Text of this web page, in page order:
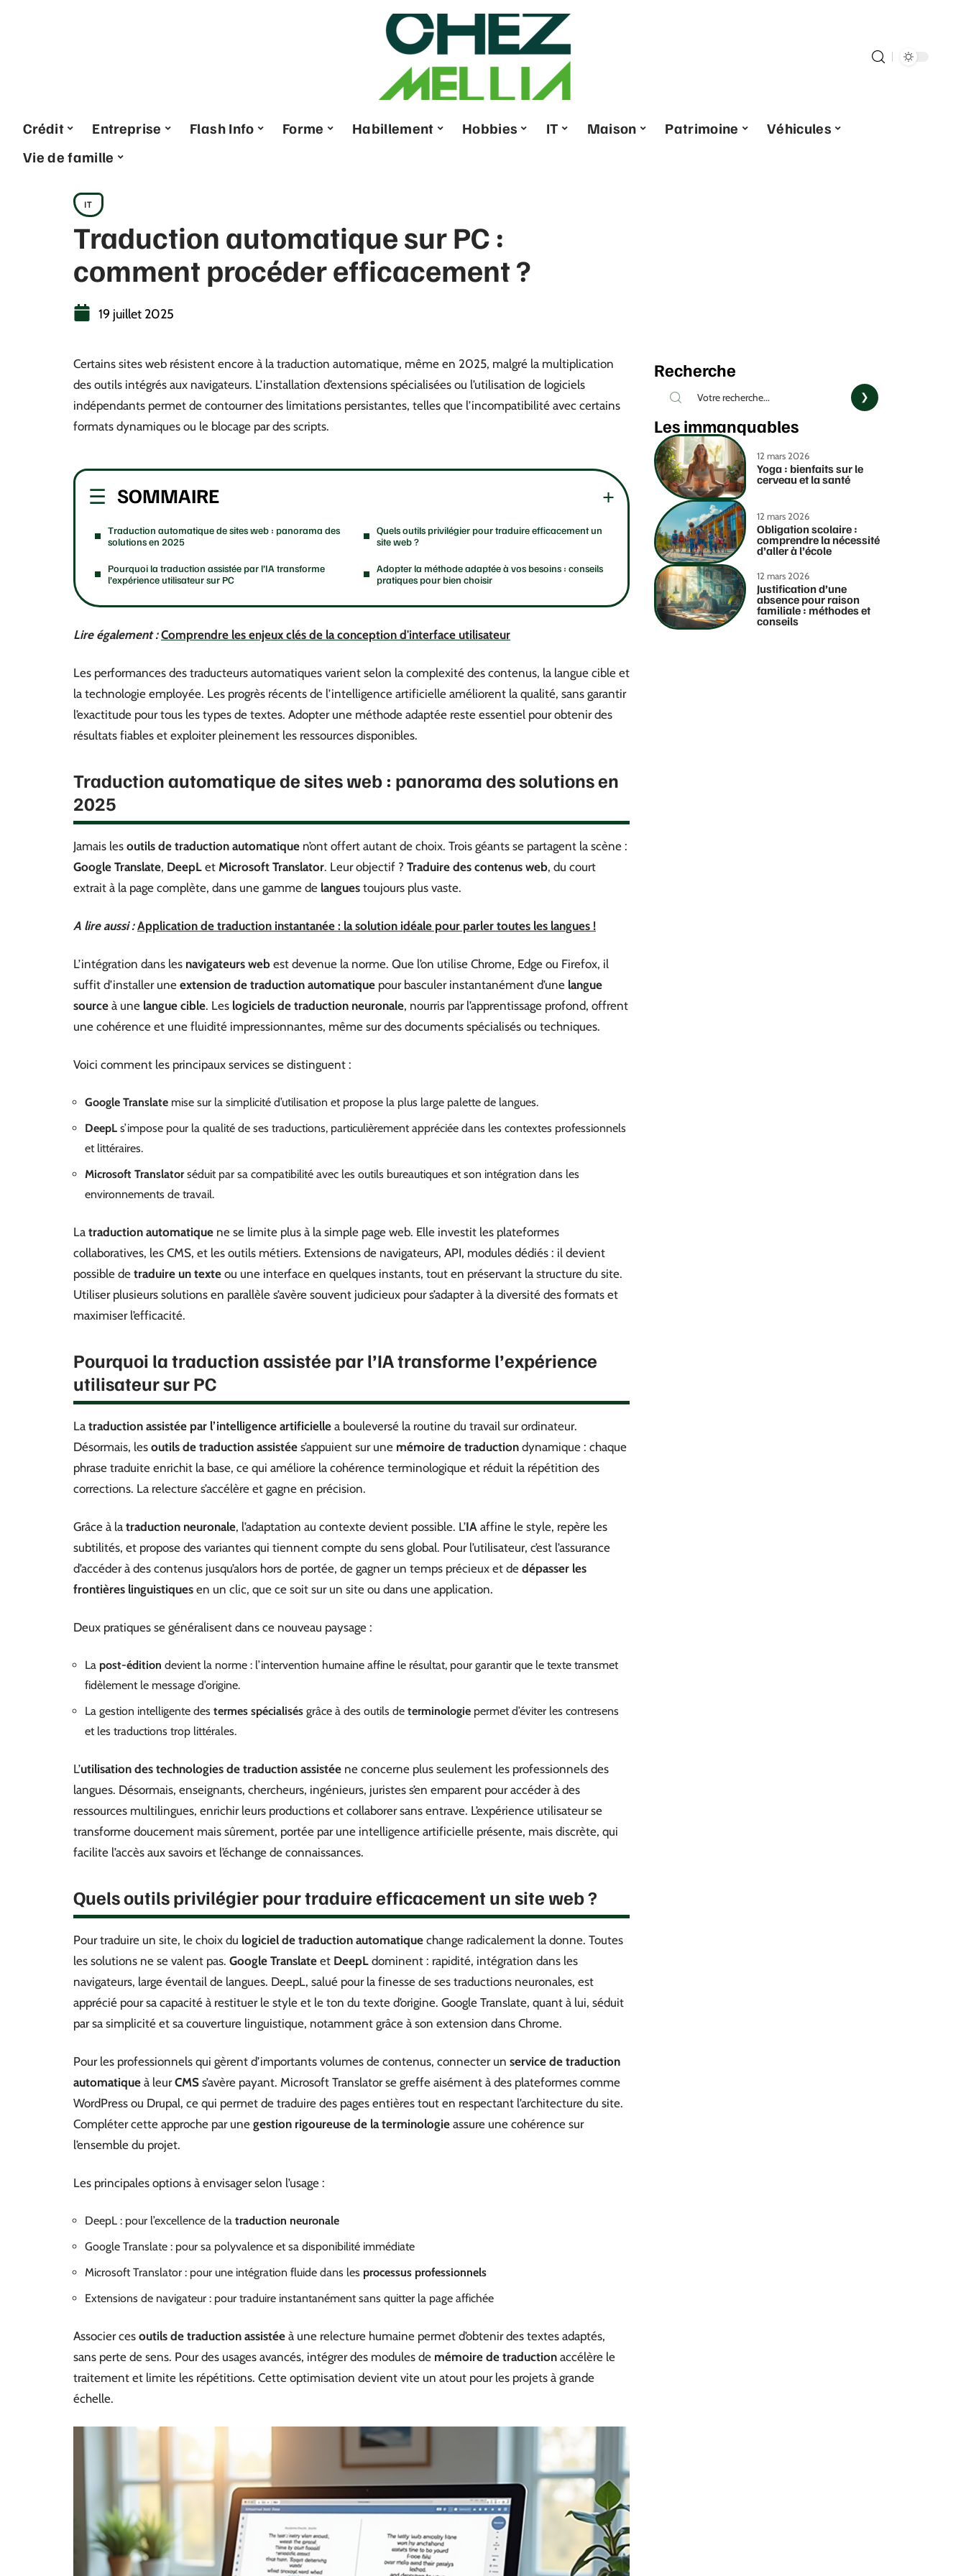
Crédit Entreprise Flash Info Forme Habillement Hobbies IT Maison Patrimoine
Véhicules
Vie de famille
IT
Traduction automatique sur PC :
comment procéder efficacement ?
19 juillet 2025
Certains sites web résistent encore à la traduction automatique, même en 2025, malgré la multiplication
des outils intégrés aux navigateurs. L’installation d’extensions spécialisées ou l’utilisation de logiciels
indépendants permet de contourner des limitations persistantes, telles que l’incompatibilité avec certains
formats dynamiques ou le blocage par des scripts.
SOMMAIRE
Traduction automatique de sites web : panorama des
solutions en 2025
Pourquoi la traduction assistée par l’IA transforme
l’expérience utilisateur sur PC
Quels outils privilégier pour traduire efficacement un
site web ?
Adopter la méthode adaptée à vos besoins : conseils
pratiques pour bien choisir
Lire également : Comprendre les enjeux clés de la conception d'interface utilisateur
Les performances des traducteurs automatiques varient selon la complexité des contenus, la langue cible et
la technologie employée. Les progrès récents de l’intelligence artificielle améliorent la qualité, sans garantir
l’exactitude pour tous les types de textes. Adopter une méthode adaptée reste essentiel pour obtenir des
résultats fiables et exploiter pleinement les ressources disponibles.
Traduction automatique de sites web : panorama des solutions en
2025
Jamais les outils de traduction automatique n’ont offert autant de choix. Trois géants se partagent la scène :
Google Translate, DeepL et Microsoft Translator. Leur objectif ? Traduire des contenus web, du court
extrait à la page complète, dans une gamme de langues toujours plus vaste.
A lire aussi : Application de traduction instantanée : la solution idéale pour parler toutes les langues !
L’intégration dans les navigateurs web est devenue la norme. Que l’on utilise Chrome, Edge ou Firefox, il
suffit d’installer une extension de traduction automatique pour basculer instantanément d’une langue
source à une langue cible. Les logiciels de traduction neuronale, nourris par l’apprentissage profond, offrent
une cohérence et une fluidité impressionnantes, même sur des documents spécialisés ou techniques.
Voici comment les principaux services se distinguent :
Google Translate mise sur la simplicité d’utilisation et propose la plus large palette de langues.
DeepL s’impose pour la qualité de ses traductions, particulièrement appréciée dans les contextes professionnels
et littéraires.
Microsoft Translatorséduit par sa compatibilité avec les outils bureautiques et son intégration dans les
environnements de travail.
La traduction automatique ne se limite plus à la simple page web. Elle investit les plateformes
collaboratives, les CMS, et les outils métiers. Extensions de navigateurs, API, modules dédiés : il devient
possible de traduire un texte ou une interface en quelques instants, tout en préservant la structure du site.
Utiliser plusieurs solutions en parallèle s’avère souvent judicieux pour s’adapter à la diversité des formats et
maximiser l’efficacité.
Pourquoi la traduction assistée par l’IA transforme l’expérience
utilisateur sur PC
La traduction assistée par l’intelligence artificielle a bouleversé la routine du travail sur ordinateur.
Désormais, les outils de traduction assistée s’appuient sur une mémoire de traduction dynamique : chaque
phrase traduite enrichit la base, ce qui améliore la cohérence terminologique et réduit la répétition des
corrections. La relecture s’accélère et gagne en précision.
Grâce à la traduction neuronale, l’adaptation au contexte devient possible. L’IA affine le style, repère les
subtilités, et propose des variantes qui tiennent compte du sens global. Pour l’utilisateur, c’est l’assurance
d’accéder à des contenus jusqu’alors hors de portée, de gagner un temps précieux et de dépasser les
frontières linguistiques en un clic, que ce soit sur un site ou dans une application.
Deux pratiques se généralisent dans ce nouveau paysage :
La post-édition devient la norme : l’intervention humaine affine le résultat, pour garantir que le texte transmet
fidèlement le message d’origine.
La gestion intelligente des termes spécialisés grâce à des outils de terminologie permet d’éviter les contresens
et les traductions trop littérales.
L’utilisation des technologies de traduction assistée ne concerne plus seulement les professionnels des
langues. Désormais, enseignants, chercheurs, ingénieurs, juristes s’en emparent pour accéder à des
ressources multilingues, enrichir leurs productions et collaborer sans entrave. L’expérience utilisateur se
transforme doucement mais sûrement, portée par une intelligence artificielle présente, mais discrète, qui
facilite l’accès aux savoirs et l’échange de connaissances.
Quels outils privilégier pour traduire efficacement un site web ?
Pour traduire un site, le choix du logiciel de traduction automatique change radicalement la donne. Toutes
les solutions ne se valent pas. Google Translate et DeepL dominent : rapidité, intégration dans les
navigateurs, large éventail de langues. DeepL, salué pour la finesse de ses traductions neuronales, est
apprécié pour sa capacité à restituer le style et le ton du texte d’origine. Google Translate, quant à lui, séduit
par sa simplicité et sa couverture linguistique, notamment grâce à son extension dans Chrome.
Pour les professionnels qui gèrent d’importants volumes de contenus, connecter un service de traduction
automatique à leurCMS s’avère payant. Microsoft Translator se greffe aisément à des plateformes comme
WordPress ou Drupal, ce qui permet de traduire des pages entières tout en respectant l’architecture du site.
Compléter cette approche par une gestion rigoureuse de la terminologie assure une cohérence sur
l’ensemble du projet.
Les principales options à envisager selon l’usage :
DeepL : pour l’excellence de la traduction neuronale
Google Translate : pour sa polyvalence et sa disponibilité immédiate
Microsoft Translator : pour une intégration fluide dans les processus professionnels
Extensions de navigateur : pour traduire instantanément sans quitter la page affichée
Associer ces outils de traduction assistée à une relecture humaine permet d’obtenir des textes adaptés,
sans perte de sens. Pour des usages avancés, intégrer des modules de mémoire de traduction accélère le
traitement et limite les répétitions. Cette optimisation devient vite un atout pour les projets à grande
échelle.
Recherche
Les immanquables
12 mars 2026
Yoga : bienfaits sur le
cerveau et la santé
12 mars 2026
Obligation scolaire :
comprendre la nécessité
d’aller à l’école
12 mars 2026
Justification d’une
absence pour raison
familiale : méthodes et
conseils